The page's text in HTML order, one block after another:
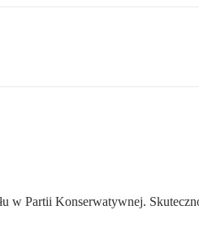
w Partii Konserwatywnej.